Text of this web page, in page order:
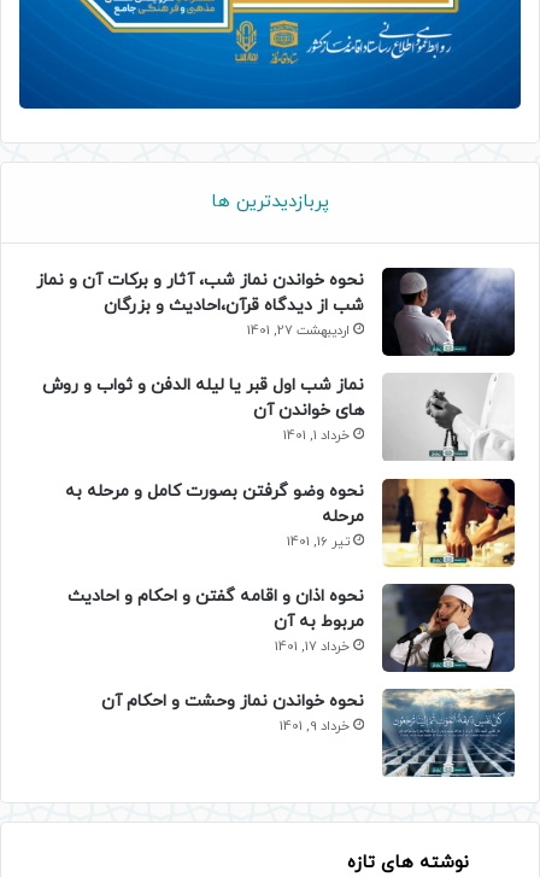
پربازدیدترین ها
نحوه خواندن نماز شب، آثار و برکات آن و نماز
شب از دیدگاه قرآن،احادیث و بزرگان
اردیبهشت 27, 1401
نماز شب اول قبر یا لیله الدفن و ثواب و روش
های خواندن آن
خرداد 1, 1401
نحوه وضو گرفتن بصورت کامل و مرحله به
مرحله
تیر 16, 1401
نحوه اذان و اقامه گفتن و احکام و احادیث
مربوط به آن
خرداد 17, 1401
نحوه خواندن نماز وحشت و احکام آن
خرداد 9, 1401
نوشته های تازه